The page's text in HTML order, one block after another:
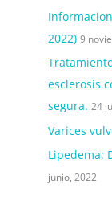
2022) 9
esclerosis
segura. 24
Varices
Lipedema:
junio, 2022